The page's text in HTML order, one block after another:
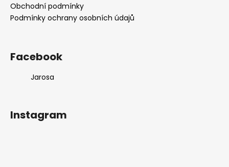
Obchodní podmínky
Podmínky ochrany osobních údajů
Facebook
Jarosa
Instagram